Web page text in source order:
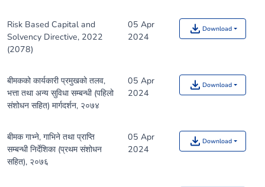
Risk Based Capital and
Solvency Directive, 2022
(2078)
05 Apr
2024
Download
बीमकको कार्यकारी प्रमुखको तलव,
भत्ता तथा अन्य सुविधा सम्बन्धी (पहिलो
संशोधन सहित) मार्गदर्शन, २०७४
05 Apr
2024
Download
बीमक गाभ्ने, गाभिने तथा प्राप्ति
सम्बन्धी निर्देशिका (प्रथम संशोधन
सहित), २०७६
05 Apr
2024
Download